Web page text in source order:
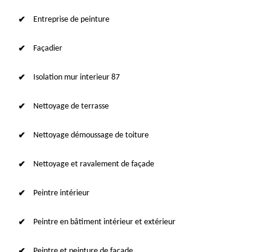
Entreprise de peinture
Façadier
Isolation mur interieur 87
Nettoyage de terrasse
Nettoyage démoussage de toiture
Nettoyage et ravalement de façade
Peintre intérieur
Peintre en bâtiment intérieur et extérieur